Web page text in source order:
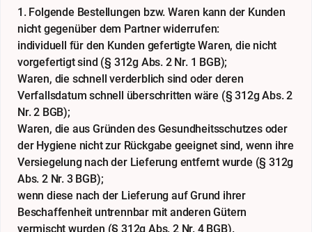
1. Folgende Bestellungen bzw. Waren kann der Kunden
nicht gegenüber dem Partner widerrufen:
individuell für den Kunden gefertigte Waren, die nicht
vorgefertigt sind (§ 312g Abs. 2 Nr. 1 BGB);
Waren, die schnell verderblich sind oder deren
Verfallsdatum schnell überschritten wäre (§ 312g Abs. 2
Nr. 2 BGB);
Waren, die aus Gründen des Gesundheitsschutzes oder
der Hygiene nicht zur Rückgabe geeignet sind, wenn ihre
Versiegelung nach der Lieferung entfernt wurde (§ 312g
Abs. 2 Nr. 3 BGB);
wenn diese nach der Lieferung auf Grund ihrer
Beschaffenheit untrennbar mit anderen Gütern
vermischt wurden (§ 312g Abs. 2 Nr. 4 BGB).